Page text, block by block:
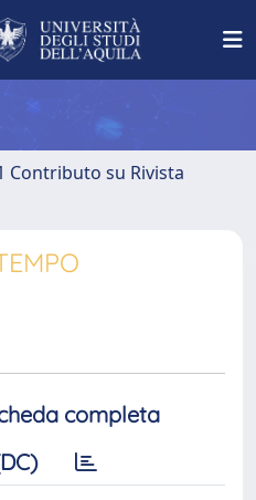
Contributo su Rivista
completa